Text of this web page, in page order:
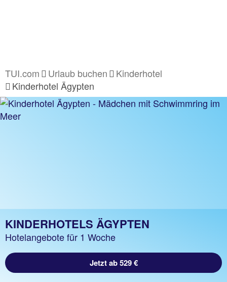
TUI.com Urlaub buchen
Kinderhotel
Kinderhotel Ägypten
KINDERHOTELS ÄGYPTEN
Hotelangebote für 1 Woche
Jetzt ab 529 €